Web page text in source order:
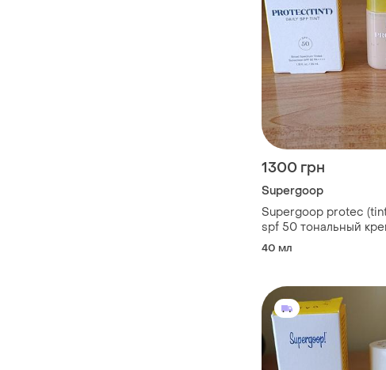
1300 грн
Supergoop
Supergoop protec
spf 50 тональный
40 мл